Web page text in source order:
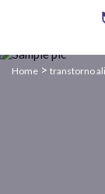
Home > transtorno